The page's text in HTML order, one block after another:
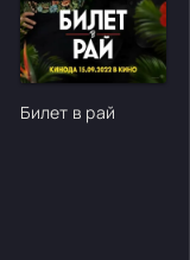
[/
Билет в рай